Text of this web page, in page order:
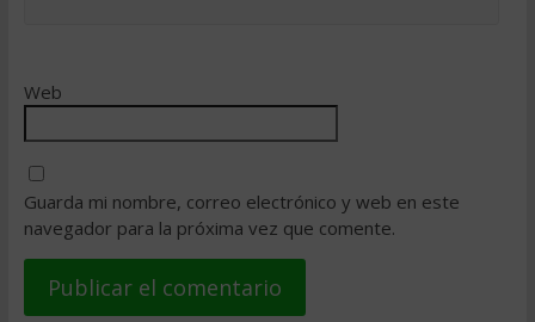
Web
Guarda mi nombre, correo electrónico y web en este
navegador para la próxima vez que comente.